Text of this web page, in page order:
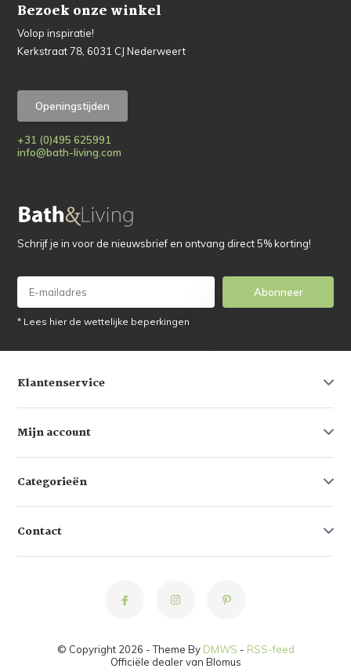
Bezoek onze winkel
Volop inspiratie!
Kerkstraat 78, 6031 CJ Nederweert
Openingstijden
+31 (0)495 625991
info@bath-living.com
Schrijf je in voor de nieuwsbrief en ontvang direct 5% korting!
Abonneer
* Lees hier de wettelijke beperkingen
Klantenservice
Mijn account
Categorieën
Contact
© Copyright 2026 - Theme By DMWS - RSS-feed
Officiële dealer van Blomus